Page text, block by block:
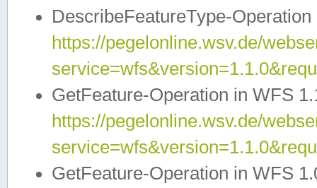
DescribeFeatureType-
https://pegelonline.wsv.de/
GetFeature-Operation in WFS
https://pegelonline.wsv.de/
GetFeature-Operation in WFS